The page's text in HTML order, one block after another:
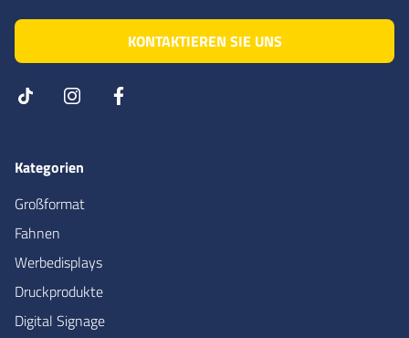
KONTAKTIEREN SIE UNS
Kategorien
Großformat
Fahnen
Werbedisplays
Druckprodukte
Digital Signage